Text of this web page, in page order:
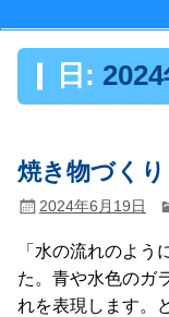
日:
焼き物づく
2024年6月19日
「水の流れのよう
た。青や水色のガ
れを表現します。